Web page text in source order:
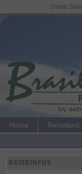
Home Reiseland
REISEINFOS
Diese